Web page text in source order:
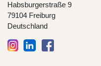
Habsburgerstraße 9
79104 Freiburg
Deutschland